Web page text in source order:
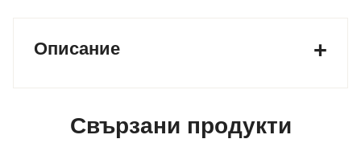
Описание
Свързани продукти